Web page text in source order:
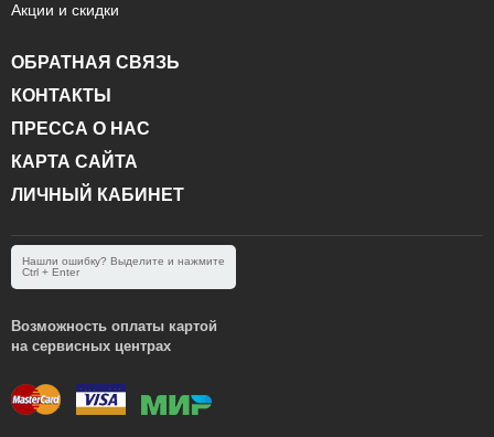
Акции и скидки
ОБРАТНАЯ СВЯЗЬ
КОНТАКТЫ
ПРЕССА О НАС
КАРТА САЙТА
ЛИЧНЫЙ КАБИНЕТ
Нашли ошибку? Выделите и нажмите
Ctrl + Enter
Возможность оплаты картой
на сервисных центрах